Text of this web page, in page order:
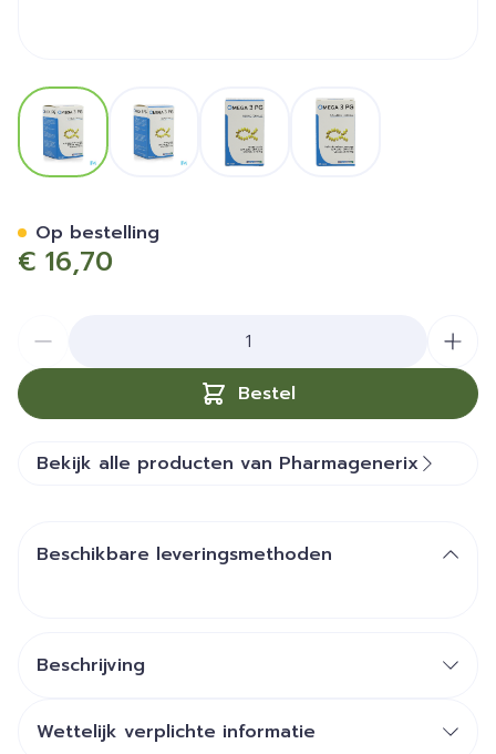
View larger imageView larger imageView larger imageView larger image
€ 16,70
Bestel
Op bestelling
Bekijk alle producten van Pharmagenerix
Beschikbare leveringsmethoden
Beschrijving
Wettelijk verplichte informatie